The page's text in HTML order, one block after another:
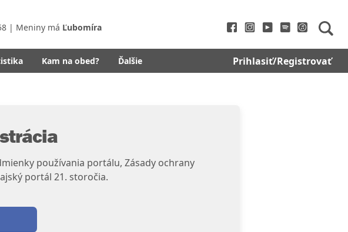
| Meniny má Ľubomíra
Kam na obed? Ďalšie Prihlasiť/Registrovať
používania portálu, Zásady ochrany
portál 21. storočia.